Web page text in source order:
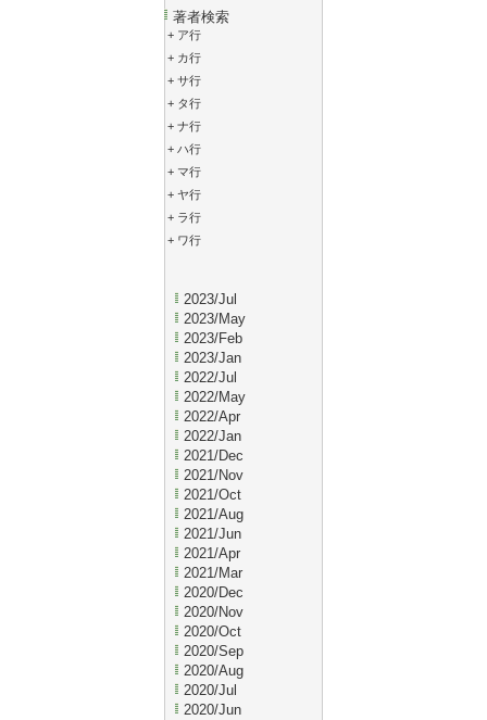
著者検索
+ ア行
+ カ行
+ サ行
+ タ行
+ ナ行
+ ハ行
+ マ行
+ ヤ行
+ ラ行
+ ワ行
2023/Jul
2023/May
2023/Feb
2023/Jan
2022/Jul
2022/May
2022/Apr
2022/Jan
2021/Dec
2021/Nov
2021/Oct
2021/Aug
2021/Jun
2021/Apr
2021/Mar
2020/Dec
2020/Nov
2020/Oct
2020/Sep
2020/Aug
2020/Jul
2020/Jun